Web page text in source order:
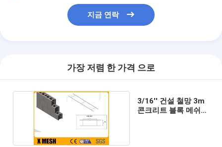
지금 연락
가장 저렴 한 가격 으로
3/16'' 건설 철망 3m
콘크리트 블록 메쉬